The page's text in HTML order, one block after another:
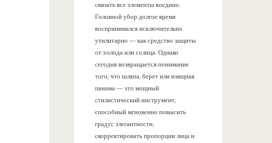
связать все элементы воедино.
Головной убор долгое время
воспринимался исключительно
утилитарно — как средство защиты
от холода или солнца. Однако
сегодня возвращается понимание
того, что шляпа, берет или изящная
панама — это мощный
стилистический инструмент,
способный мгновенно повысить
градус элегантности,
скорректировать пропорции лица и